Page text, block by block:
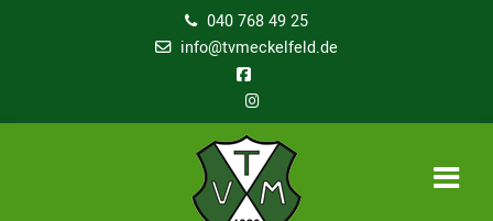
040 768 49 25
info@tvmeckelfeld.de